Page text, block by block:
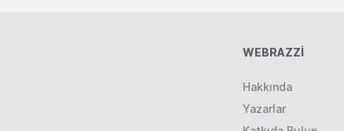
WEBRAZZİ
Hakkında
Yazarlar